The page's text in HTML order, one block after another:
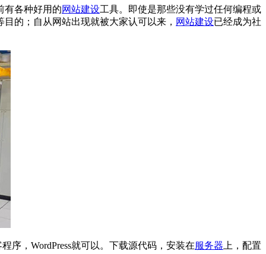
有各种好用的网站建设工具。即使是那些没有学过任何编程或
的；自从网站出现就被大家认可以来， 网站建设已经成为社
序，WordPress就可以。下载源代码，安装在服务器 上，配置